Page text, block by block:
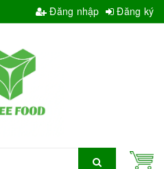
Đăng nhập Đăng ký